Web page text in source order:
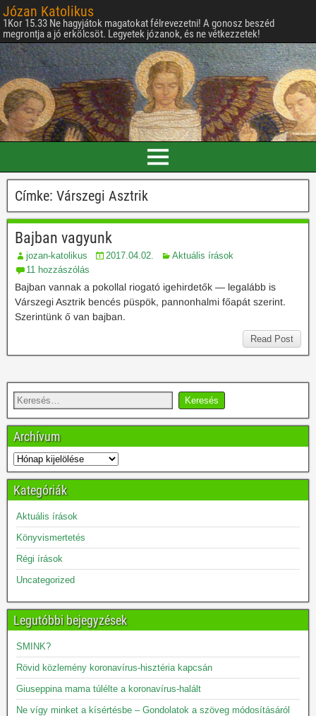
Józan Katolikus
1Kor 15.33 Ne hagyjátok magatokat félrevezetni! A gonosz beszéd
megrontja a jó erkölcsöt. Legyetek józanok, és ne vétkezzetek!
Címke: Várszegi Asztrik
Bajban vagyunk
jozan-katolikus 2017.04.02.
Aktuális írások
11 hozzászólás
Bajban vannak a pokollal riogató igehirdetők — legalább is
Várszegi Asztrik bencés püspök, pannonhalmi főapát szerint.
Szerintünk ő van bajban.
Read Post
Archívum
Kategóriák
Aktuális írások
Könyvismertetés
Régi írások
Uncategorized
Legutóbbi bejegyzések
SMINK?
Rövid közlemény koronavírus-hisztéria kapcsán
Giuseppina mama túlélte a koronavírus-halált
Ne vígy minket a kísértésbe – Gondolatok a szöveg módosításáról